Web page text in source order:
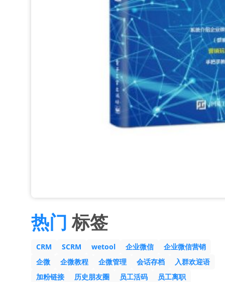
热门 标签
CRM SCRM wetool 企业微信
企业微信营销
企微
企微教程 企微管理 会话存档
入群欢迎语
加粉链接
历史朋友圈 员工活码 员工离职